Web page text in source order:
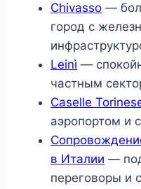
Chivasso —
город с
Leinì —
частным
Caselle
аэропортом и
в Италии —
переговоры и